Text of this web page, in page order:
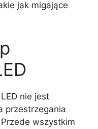
jak migające
nie jest
przestrzegania
wszystkim